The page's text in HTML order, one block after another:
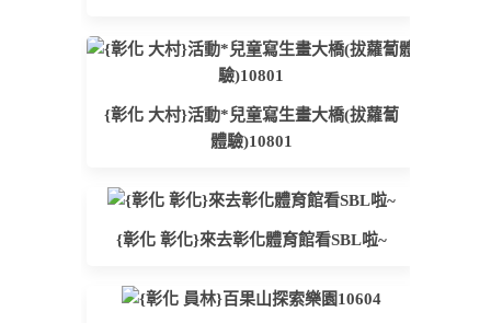
{彰化 大村}活動*兒童寫生畫大橋(拔蘿蔔
體驗)10801
{彰化 彰化}來去彰化體育館看SBL啦~